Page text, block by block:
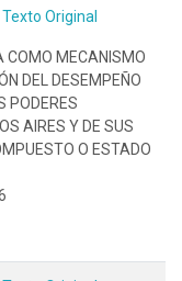
Texto Original
COMO MECANISMO
DEL DESEMPEÑO
PODERES
AIRES Y DE SUS
O ESTADO